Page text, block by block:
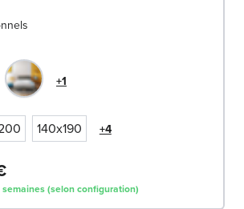
+1
140x190 +4
semaines (selon configuration)